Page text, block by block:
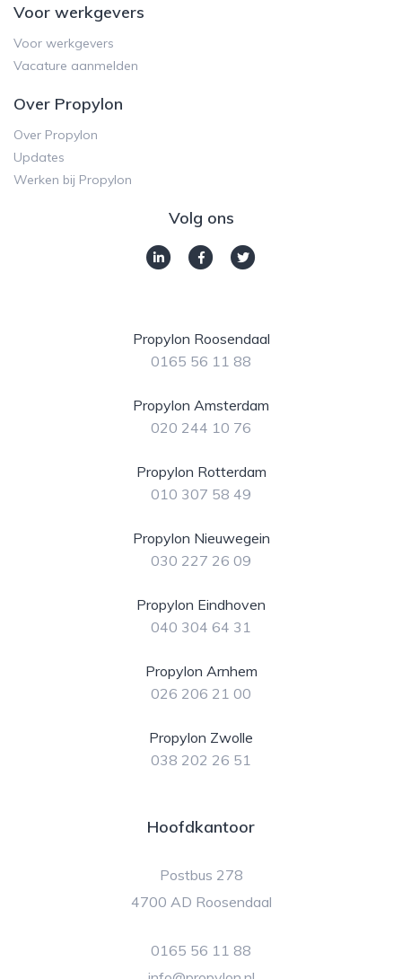
Voor werkgevers
Voor werkgevers
Vacature aanmelden
Over Propylon
Over Propylon
Updates
Werken bij Propylon
Volg ons
Propylon Roosendaal
0165 56 11 88
Propylon Amsterdam
020 244 10 76
Propylon Rotterdam
010 307 58 49
Propylon Nieuwegein
030 227 26 09
Propylon Eindhoven
040 304 64 31
Propylon Arnhem
026 206 21 00
Propylon Zwolle
038 202 26 51
Hoofdkantoor
Postbus 278
4700 AD Roosendaal
0165 56 11 88